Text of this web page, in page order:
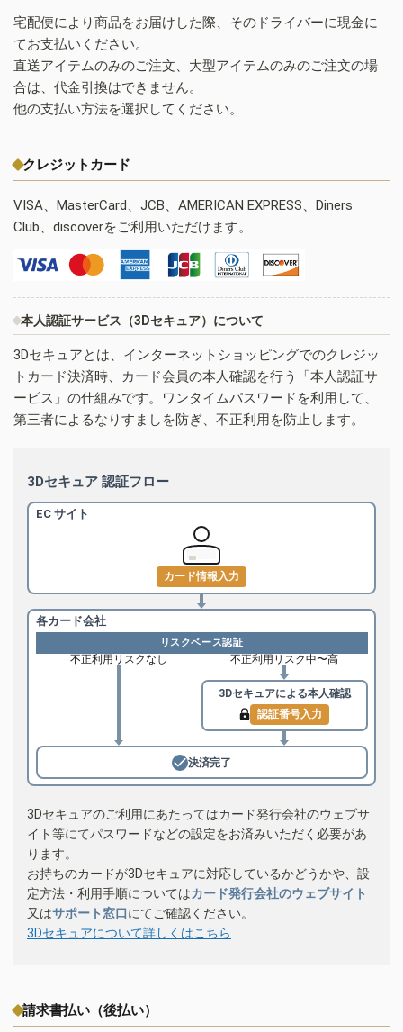
宅配便により商品をお届けした際、そのドライバーに現金に
てお支払いください。
直送アイテムのみのご注文、大型アイテムのみのご注文の場
合は、代金引換はできません。
他の支払い方法を選択してください。
クレジットカード
VISA、MasterCard、JCB、AMERICAN EXPRESS、Diners
Club、discoverをご利用いただけます。
本人認証サービス（3Dセキュア）について
3Dセキュアとは、インターネットショッピングでのクレジッ
トカード決済時、カード会員の本人確認を行う「本人認証サ
ービス」の仕組みです。ワンタイムパスワードを利用して、
第三者によるなりすましを防ぎ、不正利用を防止します。
3Dセキュア 認証フロー
EC サイト
カード情報入力
各カード会社
リスクベース認証
不正利用リスクなし 不正利用リスク中〜高
3Dセキュアによる本人確認
認証番号入力
決済完了
3Dセキュアのご利用にあたってはカード発行会社のウェブサ
イト等にてパスワードなどの設定をお済みいただく必要があ
ります。
お持ちのカードが3Dセキュアに対応しているかどうかや、設
定方法・利用手順についてはカード発行会社のウェブサイト
又はサポート窓口にてご確認ください。
3Dセキュアについて詳しくはこちら
請求書払い（後払い）